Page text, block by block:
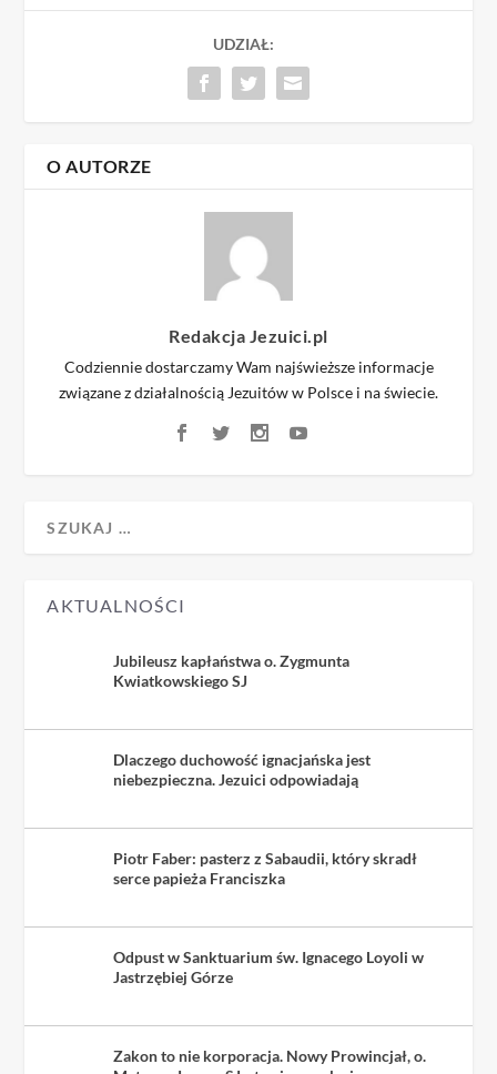
UDZIAŁ:
O AUTORZE
Redakcja Jezuici.pl
Codziennie dostarczamy Wam najświeższe informacje
związane z działalnością Jezuitów w Polsce i na świecie.
AKTUALNOŚCI
Jubileusz kapłaństwa o. Zygmunta
Kwiatkowskiego SJ
Dlaczego duchowość ignacjańska jest
niebezpieczna. Jezuici odpowiadają
Piotr Faber: pasterz z Sabaudii, który skradł
serce papieża Franciszka
Odpust w Sanktuarium św. Ignacego Loyoli w
Jastrzębiej Górze
Zakon to nie korporacja. Nowy Prowincjał, o.